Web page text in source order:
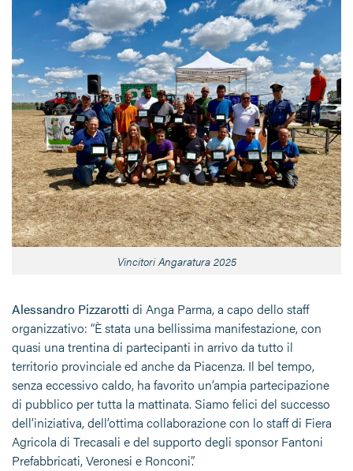
Vincitori Angaratura 2025
Alessandro Pizzarotti di Anga Parma, a capo dello staff
organizzativo: “È stata una bellissima manifestazione, con
quasi una trentina di partecipanti in arrivo da tutto il
territorio provinciale ed anche da Piacenza. Il bel tempo,
senza eccessivo caldo, ha favorito un’ampia partecipazione
di pubblico per tutta la mattinata. Siamo felici del successo
dell’iniziativa, dell’ottima collaborazione con lo staff di Fiera
Agricola di Trecasali e del supporto degli sponsor Fantoni
Prefabbricati, Veronesi e Ronconi”.